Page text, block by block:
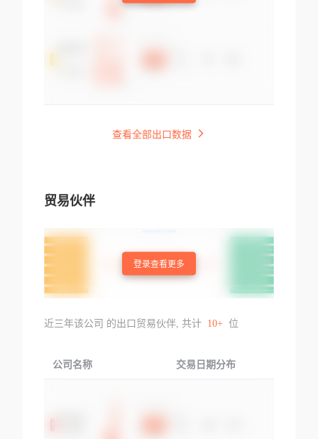
查看全部出口数据
贸易伙伴
登录查看更多
近三年该公司 的出口贸易伙伴, 共计 10+ 位
公司名称 交易日期分布